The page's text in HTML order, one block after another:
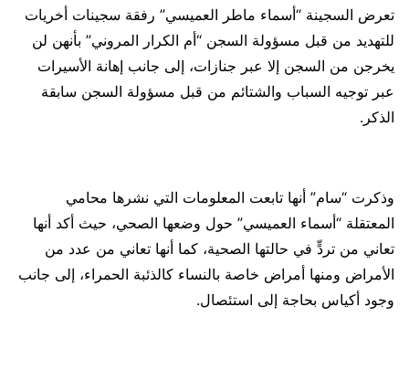
تعرض السجينة “أسماء ماطر العميسي” رفقة سجينات أخريات
للتهديد من قبل مسؤولة السجن “أم الكرار المروني” بأنهن لن
يخرجن من السجن إلا عبر جنازات، إلى جانب إهانة الأسيرات
عبر توجيه السباب والشتائم من قبل مسؤولة السجن سابقة
الذكر.
وذكرت “سام” أنها تابعت المعلومات التي نشرها محامي
المعتقلة “أسماء العميسي” حول وضعها الصحي، حيث أكد أنها
تعاني من تردٍّ في حالتها الصحية، كما أنها تعاني من عدد من
الأمراض ومنها أمراض خاصة بالنساء كالذئبة الحمراء، إلى جانب
وجود أكياس بحاجة إلى استئصال.